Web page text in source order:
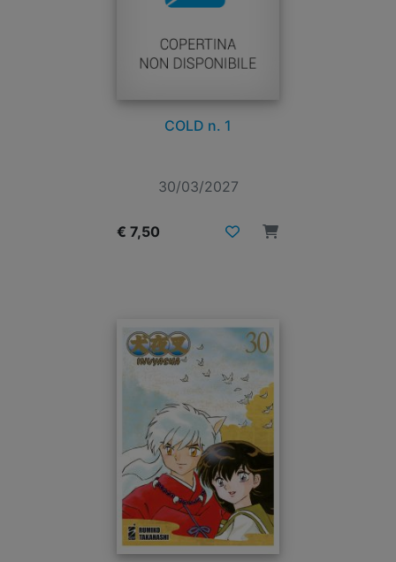
COLD n. 1
30/03/2027
€ 7,50